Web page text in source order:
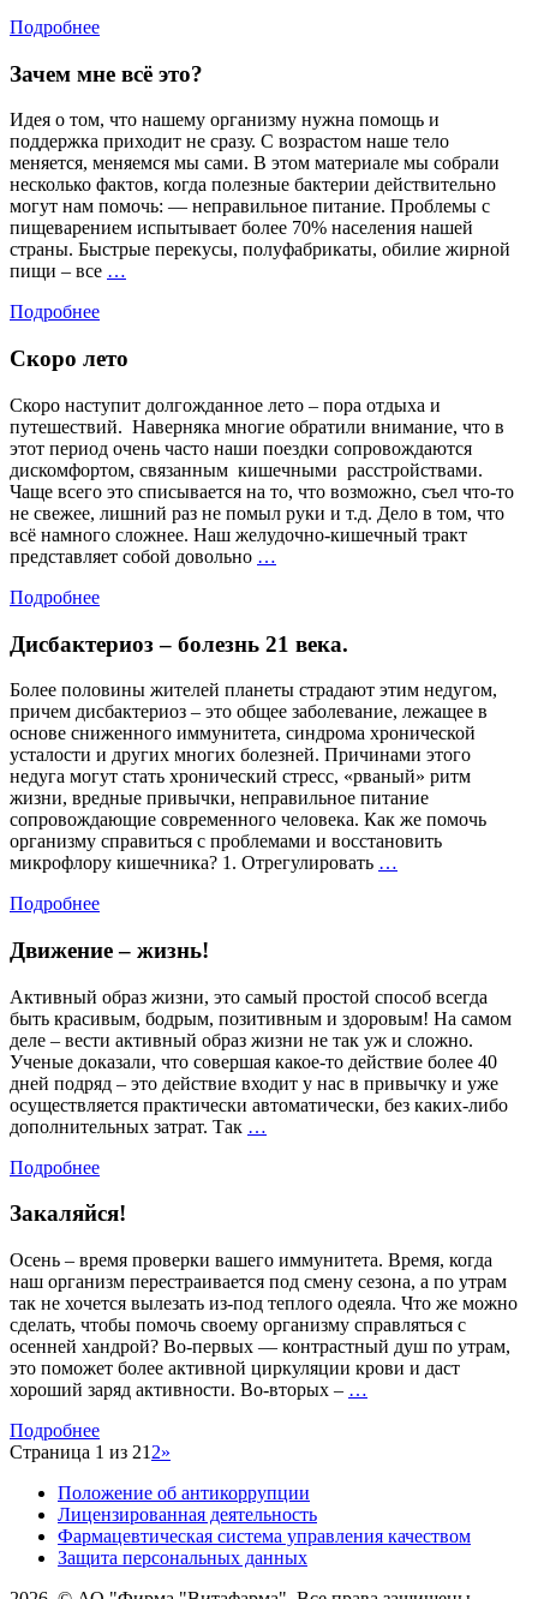
Подробнее
Зачем мне всё это?
Идея о том, что нашему организму нужна помощь и
поддержка приходит не сразу. С возрастом наше тело
меняется, меняемся мы сами. В этом материале мы собрали
несколько фактов, когда полезные бактерии действительно
могут нам помочь: — неправильное питание. Проблемы с
пищеварением испытывает более 70% населения нашей
страны. Быстрые перекусы, полуфабрикаты, обилие жирной
пищи – все …
Подробнее
Скоро лето
Скоро наступит долгожданное лето – пора отдыха и
путешествий. Наверняка многие обратили внимание, что в
этот период очень часто наши поездки сопровождаются
дискомфортом, связанным кишечными расстройствами.
Чаще всего это списывается на то, что возможно, съел что-то
не свежее, лишний раз не помыл руки и т.д. Дело в том, что
всё намного сложнее. Наш желудочно-кишечный тракт
представляет собой довольно …
Подробнее
Дисбактериоз – болезнь 21 века.
Более половины жителей планеты страдают этим недугом,
причем дисбактериоз – это общее заболевание, лежащее в
основе сниженного иммунитета, синдрома хронической
усталости и других многих болезней. Причинами этого
недуга могут стать хронический стресс, «рваный» ритм
жизни, вредные привычки, неправильное питание
сопровождающие современного человека. Как же помочь
организму справиться с проблемами и восстановить
микрофлору кишечника? 1. Отрегулировать …
Подробнее
Движение – жизнь!
Активный образ жизни, это самый простой способ всегда
быть красивым, бодрым, позитивным и здоровым! На самом
деле – вести активный образ жизни не так уж и сложно.
Ученые доказали, что совершая какое-то действие более 40
дней подряд – это действие входит у нас в привычку и уже
осуществляется практически автоматически, без каких-либо
дополнительных затрат. Так …
Подробнее
Закаляйся!
Осень – время проверки вашего иммунитета. Время, когда
наш организм перестраивается под смену сезона, а по утрам
так не хочется вылезать из-под теплого одеяла. Что же можно
сделать, чтобы помочь своему организму справляться с
осенней хандрой? Во-первых — контрастный душ по утрам,
это поможет более активной циркуляции крови и даст
хороший заряд активности. Во-вторых – …
Подробнее
Страница 1 из 21 2»
Положение об антикоррупции
Лицензированная деятельность
Фармацевтическая система управления качеством
Защита персональных данных